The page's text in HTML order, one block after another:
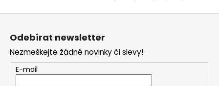
Odebírat newsletter
Nezmeškejte žádné novinky či slevy!
E-mail